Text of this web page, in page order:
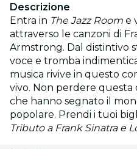
Descrizione
Entra in The Jazz Room e
attraverso le canzoni di
Armstrong. Dal distintivo
voce e tromba
musica rivive in questo
vivo. Non perdere questa
che hanno segnato il
popolare. Prendi i tuoi
Tributo a Frank Sinatra e